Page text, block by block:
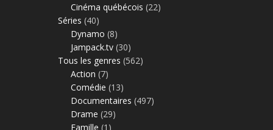
Cinéma québécois (22)
Séries (40)
Dynamo (8)
Jampack.tv (30)
Tous les genres (562)
Action (7)
Comédie (13)
Documentaires (497)
Drame (29)
Famille (1)